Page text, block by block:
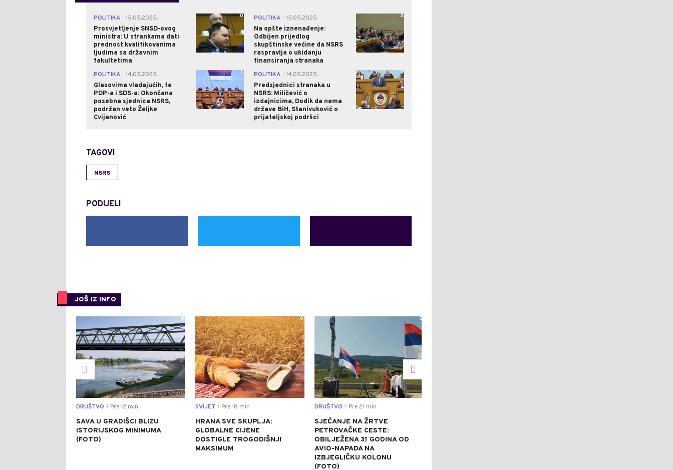
POLITIKA
15.05.2025.
Prosvjetljenje SNSD-ovog
ministra: U strankama dati
prednost kvalifikovanima
ljudima sa državnim
fakultetima
0 POLITIKA
15.05.2025.
Na opšte iznenađenje:
Odbijen prijedlog
skupštinske većine da NSRS
raspravlja o ukidanju
finansiranja stranaka
2
POLITIKA
14.05.2025.
Glasovima vladajućih, te
PDP-a i SDS-a: Okončana
posebna sjednica NSRS,
podržan veto Željke
Cvijanović
1 POLITIKA
14.05.2025.
Predsjednici stranaka u
NSRS: Miličević o
izdajnicima, Dodik da nema
države BiH, Stanivuković o
prijateljskoj podršci
0
TAGOVI
NSRS
PODIJELI
JOŠ IZ INFO
0
DRUŠTVO Pre 12 min
SAVA U GRADIŠCI BLIZU
ISTORIJSKOG MINIMUMA
(FOTO)
0
SVIJET Pre 18 min
HRANA SVE SKUPLJA:
GLOBALNE CIJENE
DOSTIGLE TROGODIŠNJI
MAKSIMUM
0
DRUŠTVO Pre 21 min
SJEĆANJE NA ŽRTVE
PETROVAČKE CESTE:
OBILJEŽENA 31 GODINA OD
AVIO-NAPADA NA
IZBJEGLIČKU KOLONU
(FOTO)